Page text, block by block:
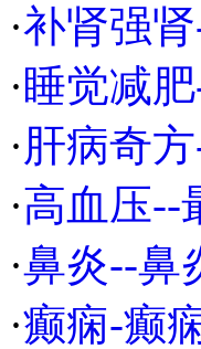
·补肾强
·睡觉减
·肝病奇
·高血压--
·鼻炎--鼻
·癫痫-癫